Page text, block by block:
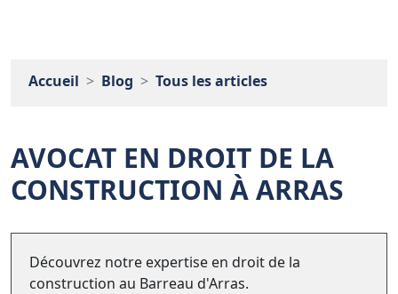
Accueil Blog Tous les articles
AVOCAT EN DROIT DE LA
CONSTRUCTION À ARRAS
Découvrez notre expertise en droit de la
construction au Barreau d'Arras.